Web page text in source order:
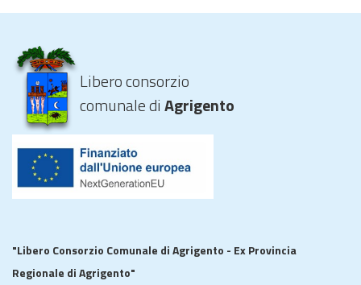
Libero consorzio
comunale diAgrigento
"Libero Consorzio Comunale di Agrigento - Ex Provincia
Regionale di Agrigento"